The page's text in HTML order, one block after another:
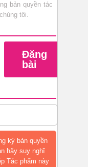
bản quyền tác
tôi.
Đăng
bài
ký bản quyền
hãy suy nghĩ
Tác phẩm này